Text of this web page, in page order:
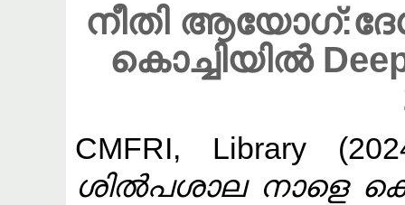
നീതി
കൊച്ചിയിൽ
CMFRI, Library
ശിൽപശാല നാളെ